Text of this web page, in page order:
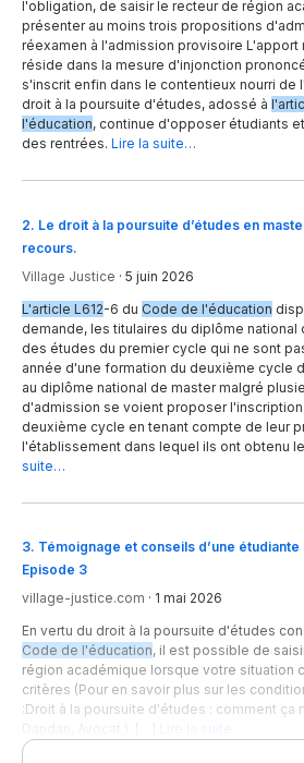
l'obligation, de saisir le recteur de région
présenter au moins trois propositions
réexamen à l'admission provisoire L'apport
réside dans la mesure d'injonction
s'inscrit enfin dans le contentieux nourri de
droit à la poursuite d'études, adossé à
l'éducation, continue d'opposer étudiants
des rentrées. Lire la suite…
2. Le droit à la poursuite d’études en
recours.
Village Justice · 5 juin 2026
L'article L612-6 du Code de l'éducation
demande, les titulaires du diplôme national
des études du premier cycle qui ne sont
année d'une formation du deuxième cycle
au diplôme national de master malgré
d'admission se voient proposer
deuxième cycle en tenant compte de leur
l'établissement dans lequel ils ont obtenu
suite…
3. Témoignage et conseils d’une
Episode 3
village-justice.com · 1 mai 2026
En vertu du droit à la poursuite d'études
Code de l'éducation, il est possible de
région académique lorsque votre situation
critères (Pour en savoir plus sur les
:Droit à la poursuite d'études : comment ça
Lire la suite…